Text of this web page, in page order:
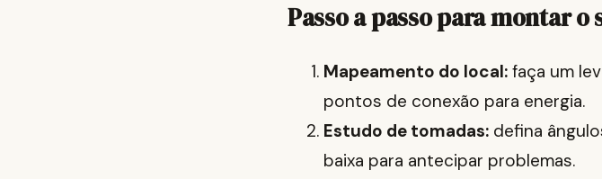
Passo a passo para montar
Mapeamento do local: faça um
pontos de conexão para energia.
Estudo de tomadas: defina
baixa para antecipar problemas.